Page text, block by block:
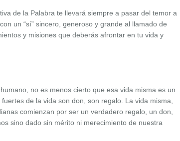
de la Palabra te llevará siempre a pasar del temor a
un “sí” sincero, generoso y grande al llamado de
y misiones que deberás afrontar en tu vida y
no es menos cierto que esa vida misma es un
de la vida son don, son regalo. La vida misma,
comienzan por ser un verdadero regalo, un don,
sino dado sin mérito ni merecimiento de nuestra